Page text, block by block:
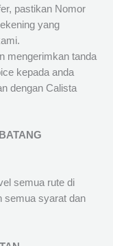
pastikan Nomor
yang
mengerimkan tanda
kepada anda
dengan Calista
semua rute di
semua syarat dan